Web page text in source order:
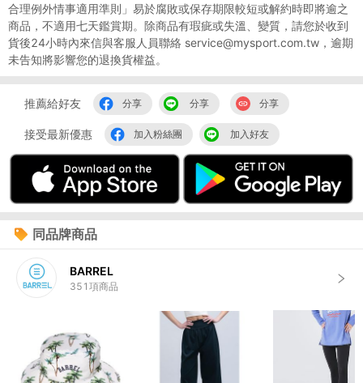
合理例外情事適用準則」易於腐敗或保存期限較短或解約時即將逾之
商品，不適用七天鑑賞期。除商品有瑕疵或失溫、變質，請您於收到
貨後24小時內來信與客服人員聯絡 service@mysport.com.tw，逾期
未告知將影響您的退換貨權益。
推薦給好友 分享 分享 分享
接受最新優惠 加入粉絲團 加入好友
同品牌商品
BARREL
351 項商品